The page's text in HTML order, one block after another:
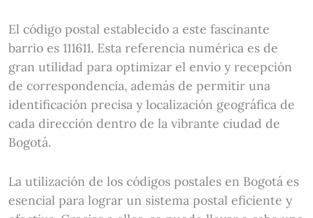
El código postal establecido a este fascinante
barrio es 111611. Esta referencia numérica es de
gran utilidad para optimizar el envío y recepción
de correspondencia, además de permitir una
identificación precisa y localización geográfica de
cada dirección dentro de la vibrante ciudad de
Bogotá.
La utilización de los códigos postales en Bogotá es
esencial para lograr un sistema postal eficiente y